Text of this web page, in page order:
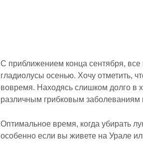
С приближением конца сентября,
гладиолусы осенью. Хочу отметить,
вовремя. Находясь слишком долго в
различным грибковым заболеваниям
Оптимальное время, когда убирать
особенно если вы живете на Урале